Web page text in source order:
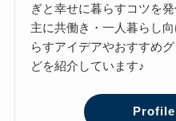
ぎと幸せに暮らすコツを発
主に共働き・一人暮らし
らすアイデアやおすすめ
どを紹介しています♪
Profile